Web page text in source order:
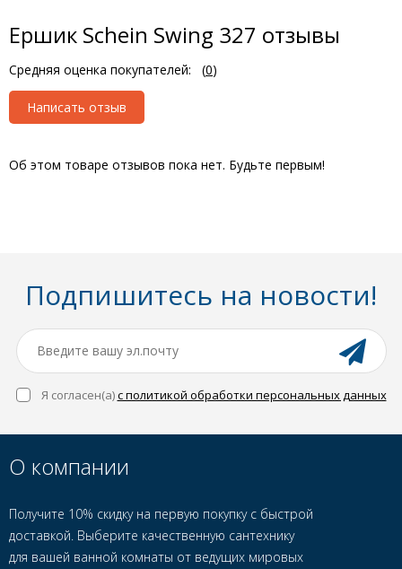
Ершик Schein Swing 327 отзывы
Средняя оценка покупателей: (0)
Написать отзыв
Об этом товаре отзывов пока нет. Будьте первым!
Подпишитесь на новости!
Я согласен(a)с политикой обработки персональных данных
О компании
Получите 10% скидку на первую покупку с быстрой
доставкой. Выберите качественную сантехнику
для вашей ванной комнаты от ведущих мировых